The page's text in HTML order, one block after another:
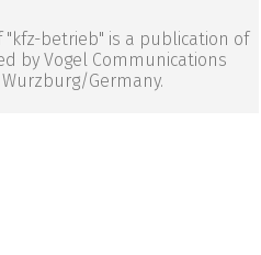
"kfz-betrieb" is a publication of
by Vogel Communications
Wurzburg/Germany.